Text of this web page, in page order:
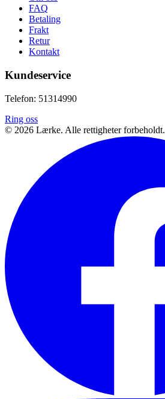
FAQ
Betaling
Frakt
Retur
Kontakt
Kundeservice
Telefon: 51314990
Ring oss
© 2026 Lærke. Alle rettigheter forbeholdt.